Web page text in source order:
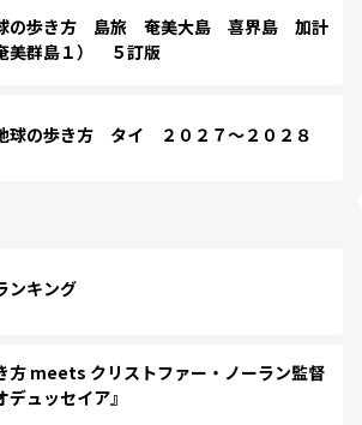
の歩き方 島旅 奄美大島 喜界島 加計
美群島１） ５訂版
球の歩き方 タイ ２０２７～２０２８
ンキング
方 meets クリストファー・ノーラン監督
デュッセイア』